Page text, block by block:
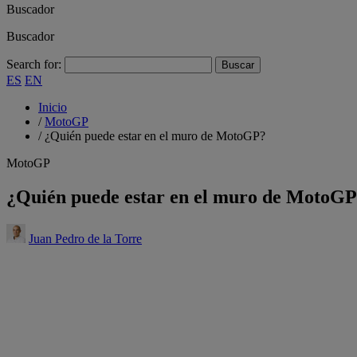
Buscador
Buscador
Search for:
ES EN
Inicio
/MotoGP
/ ¿Quién puede estar en el muro de MotoGP?
MotoGP
¿Quién puede estar en el muro de
Juan Pedro de la Torre